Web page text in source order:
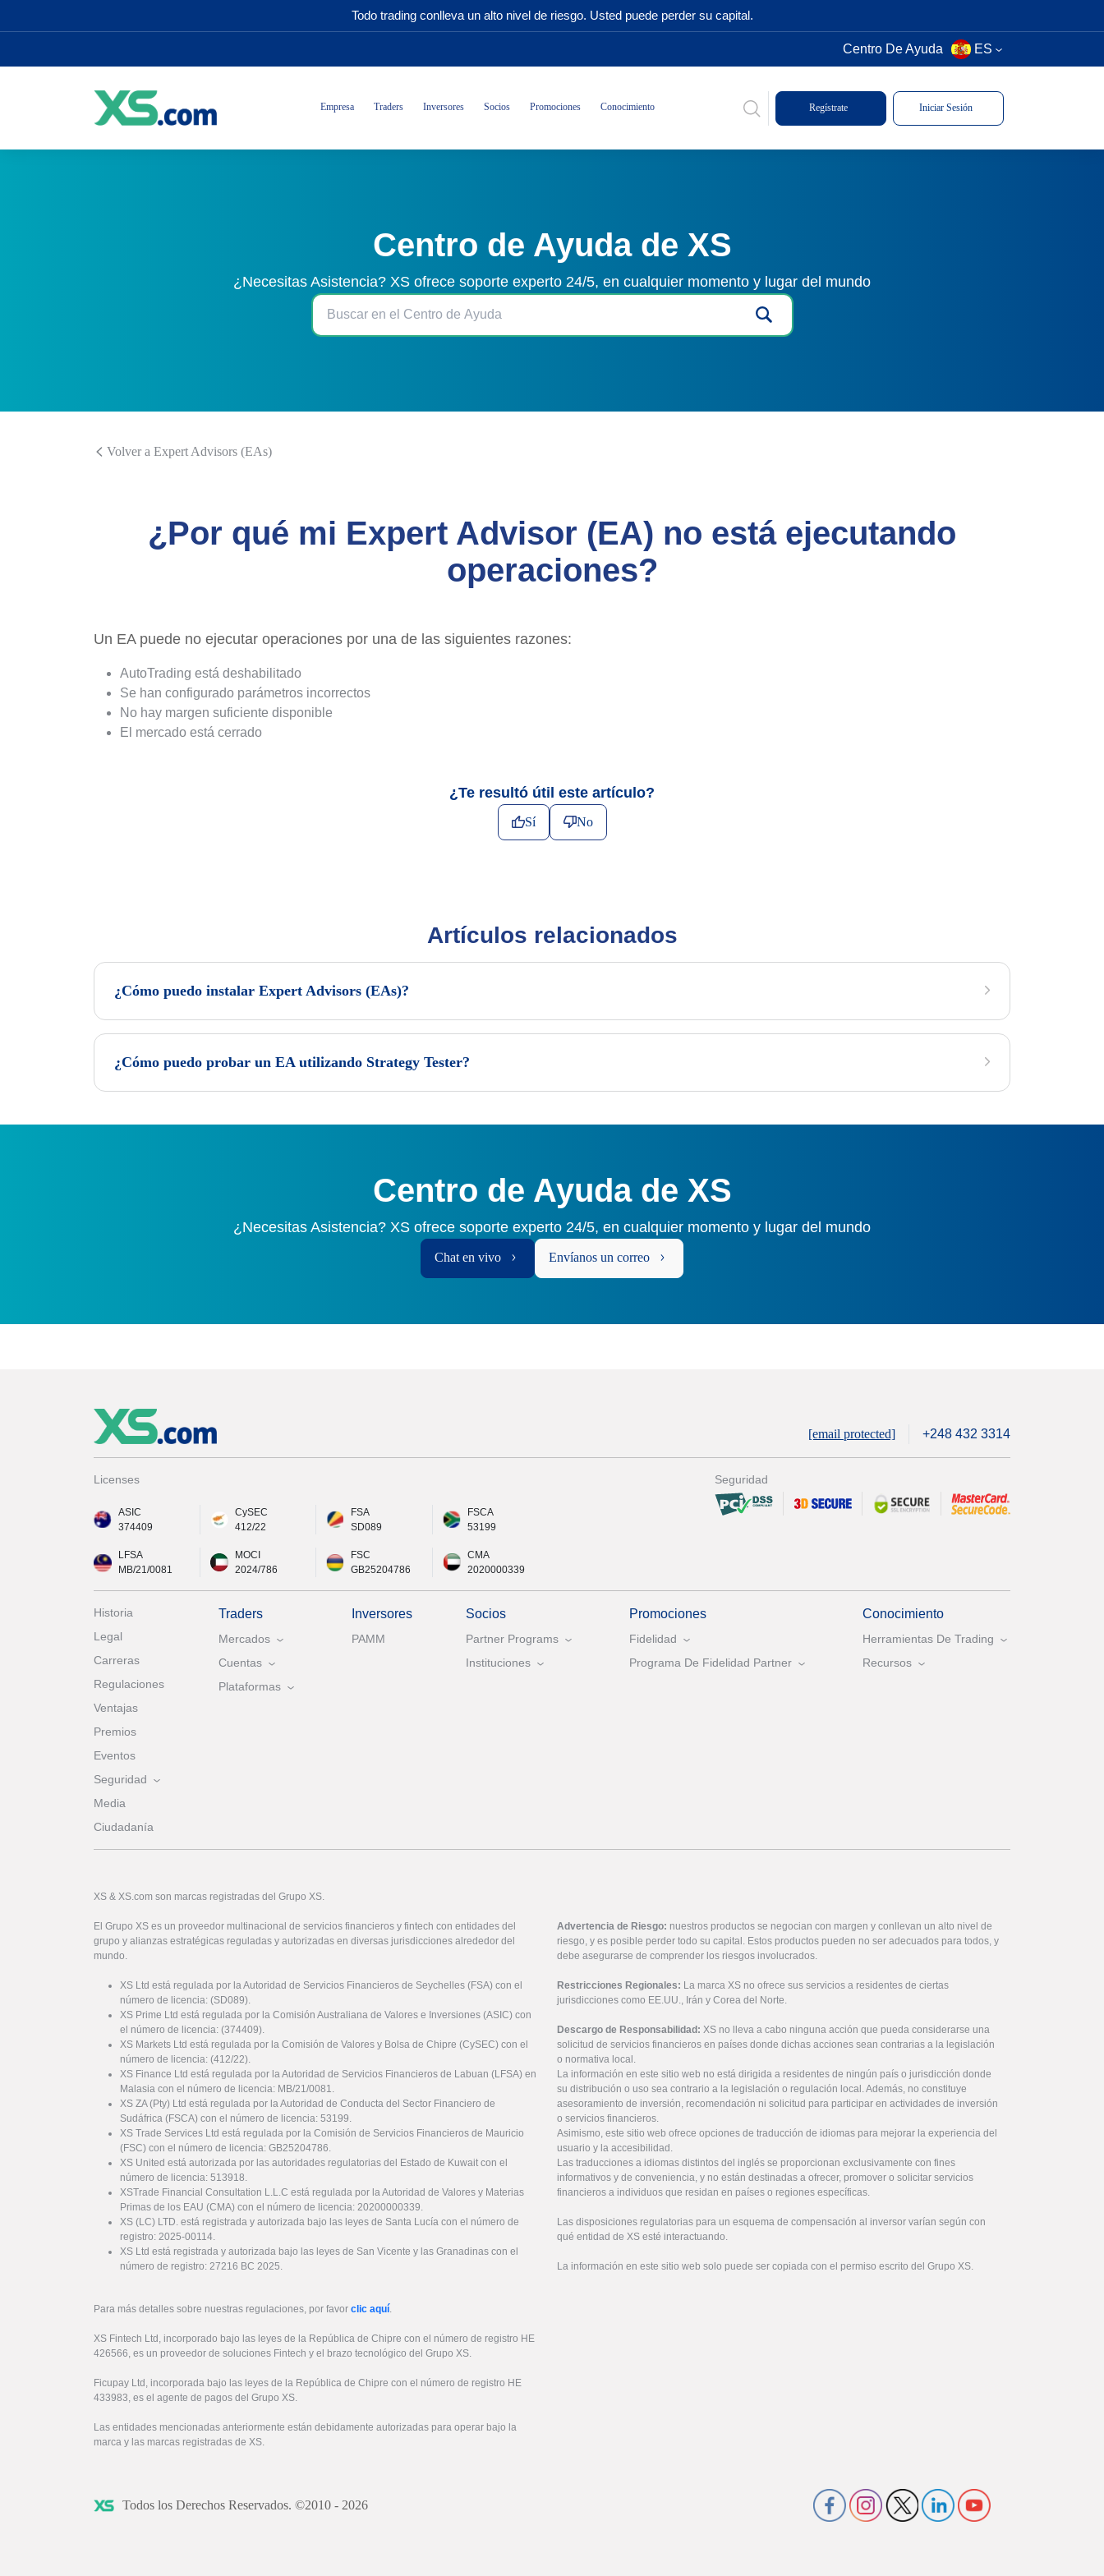
Todo trading conlleva un alto nivel de riesgo. Usted puede perder su capital.
Centro De Ayuda ES
Empresa Traders Inversores Socios Promociones Conocimiento Regístrate Iniciar Sesión
Centro de Ayuda de XS
¿Necesitas Asistencia? XS ofrece soporte experto 24/5, en cualquier momento y lugar del mundo
Volver a Expert Advisors (EAs)
¿Por qué mi Expert Advisor (EA) no está ejecutando
operaciones?
Un EA puede no ejecutar operaciones por una de las siguientes razones:
AutoTrading está deshabilitado
Se han configurado parámetros incorrectos
No hay margen suficiente disponible
El mercado está cerrado
¿Te resultó útil este artículo?
Sí No
Artículos relacionados
¿Cómo puedo instalar Expert Advisors (EAs)?
¿Cómo puedo probar un EA utilizando Strategy Tester?
Centro de Ayuda de XS
¿Necesitas Asistencia? XS ofrece soporte experto 24/5, en cualquier momento y lugar del mundo
Chat en vivo Envíanos un correo
[email protected] +248 432 3314
Licenses
ASIC
374409
CySEC
412/22
FSA
SD089
FSCA
53199
LFSA
MB/21/0081
MOCI
2024/786
FSC
GB25204786
CMA
2020000339
Seguridad
Historia
Legal
Carreras
Regulaciones
Ventajas
Premios
Eventos
Seguridad
Media
Ciudadanía
Traders
Mercados
Cuentas
Plataformas
Inversores
PAMM
Socios
Partner Programs
Instituciones
Promociones
Fidelidad
Programa De Fidelidad Partner
Conocimiento
Herramientas De Trading
Recursos
XS & XS.com son marcas registradas del Grupo XS.
El Grupo XS es un proveedor multinacional de servicios financieros y fintech con entidades del
grupo y alianzas estratégicas reguladas y autorizadas en diversas jurisdicciones alrededor del
mundo.
XS Ltd está regulada por la Autoridad de Servicios Financieros de Seychelles (FSA) con el
número de licencia: (SD089).
XS Prime Ltd está regulada por la Comisión Australiana de Valores e Inversiones (ASIC) con
el número de licencia: (374409).
XS Markets Ltd está regulada por la Comisión de Valores y Bolsa de Chipre (CySEC) con el
número de licencia: (412/22).
XS Finance Ltd está regulada por la Autoridad de Servicios Financieros de Labuan (LFSA) en
Malasia con el número de licencia: MB/21/0081.
XS ZA (Pty) Ltd está regulada por la Autoridad de Conducta del Sector Financiero de
Sudáfrica (FSCA) con el número de licencia: 53199.
XS Trade Services Ltd está regulada por la Comisión de Servicios Financieros de Mauricio
(FSC) con el número de licencia: GB25204786.
XS United está autorizada por las autoridades regulatorias del Estado de Kuwait con el
número de licencia: 513918.
XSTrade Financial Consultation L.L.C está regulada por la Autoridad de Valores y Materias
Primas de los EAU (CMA) con el número de licencia: 20200000339.
XS (LC) LTD. está registrada y autorizada bajo las leyes de Santa Lucía con el número de
registro: 2025-00114.
XS Ltd está registrada y autorizada bajo las leyes de San Vicente y las Granadinas con el
número de registro: 27216 BC 2025.
Para más detalles sobre nuestras regulaciones, por favor clic aquí.
XS Fintech Ltd, incorporado bajo las leyes de la República de Chipre con el número de registro HE
426566, es un proveedor de soluciones Fintech y el brazo tecnológico del Grupo XS.
Ficupay Ltd, incorporada bajo las leyes de la República de Chipre con el número de registro HE
433983, es el agente de pagos del Grupo XS.
Las entidades mencionadas anteriormente están debidamente autorizadas para operar bajo la
marca y las marcas registradas de XS.
Advertencia de Riesgo: nuestros productos se negocian con margen y conllevan un alto nivel de
riesgo, y es posible perder todo su capital. Estos productos pueden no ser adecuados para todos, y
debe asegurarse de comprender los riesgos involucrados.
Restricciones Regionales: La marca XS no ofrece sus servicios a residentes de ciertas
jurisdicciones como EE.UU., Irán y Corea del Norte.
Descargo de Responsabilidad: XS no lleva a cabo ninguna acción que pueda considerarse una
solicitud de servicios financieros en países donde dichas acciones sean contrarias a la legislación
o normativa local.
La información en este sitio web no está dirigida a residentes de ningún país o jurisdicción donde
su distribución o uso sea contrario a la legislación o regulación local. Además, no constituye
asesoramiento de inversión, recomendación ni solicitud para participar en actividades de inversión
o servicios financieros.
Asimismo, este sitio web ofrece opciones de traducción de idiomas para mejorar la experiencia del
usuario y la accesibilidad.
Las traducciones a idiomas distintos del inglés se proporcionan exclusivamente con fines
informativos y de conveniencia, y no están destinadas a ofrecer, promover o solicitar servicios
financieros a individuos que residan en países o regiones específicas.
Las disposiciones regulatorias para un esquema de compensación al inversor varían según con
qué entidad de XS esté interactuando.
La información en este sitio web solo puede ser copiada con el permiso escrito del Grupo XS.
Todos los Derechos Reservados. ©2010 - 2026